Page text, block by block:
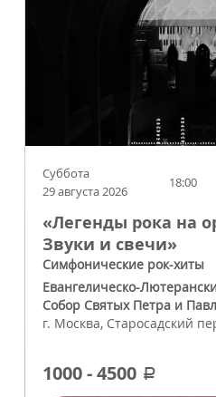
Суббота
29 августа 2026
18:00
«Легенды рока на
Звуки и свечи»
Симфонические рок-хиты
Евангелическо-
Собор Святых Петра и
г. Москва, Старосадский
1000-4500 a